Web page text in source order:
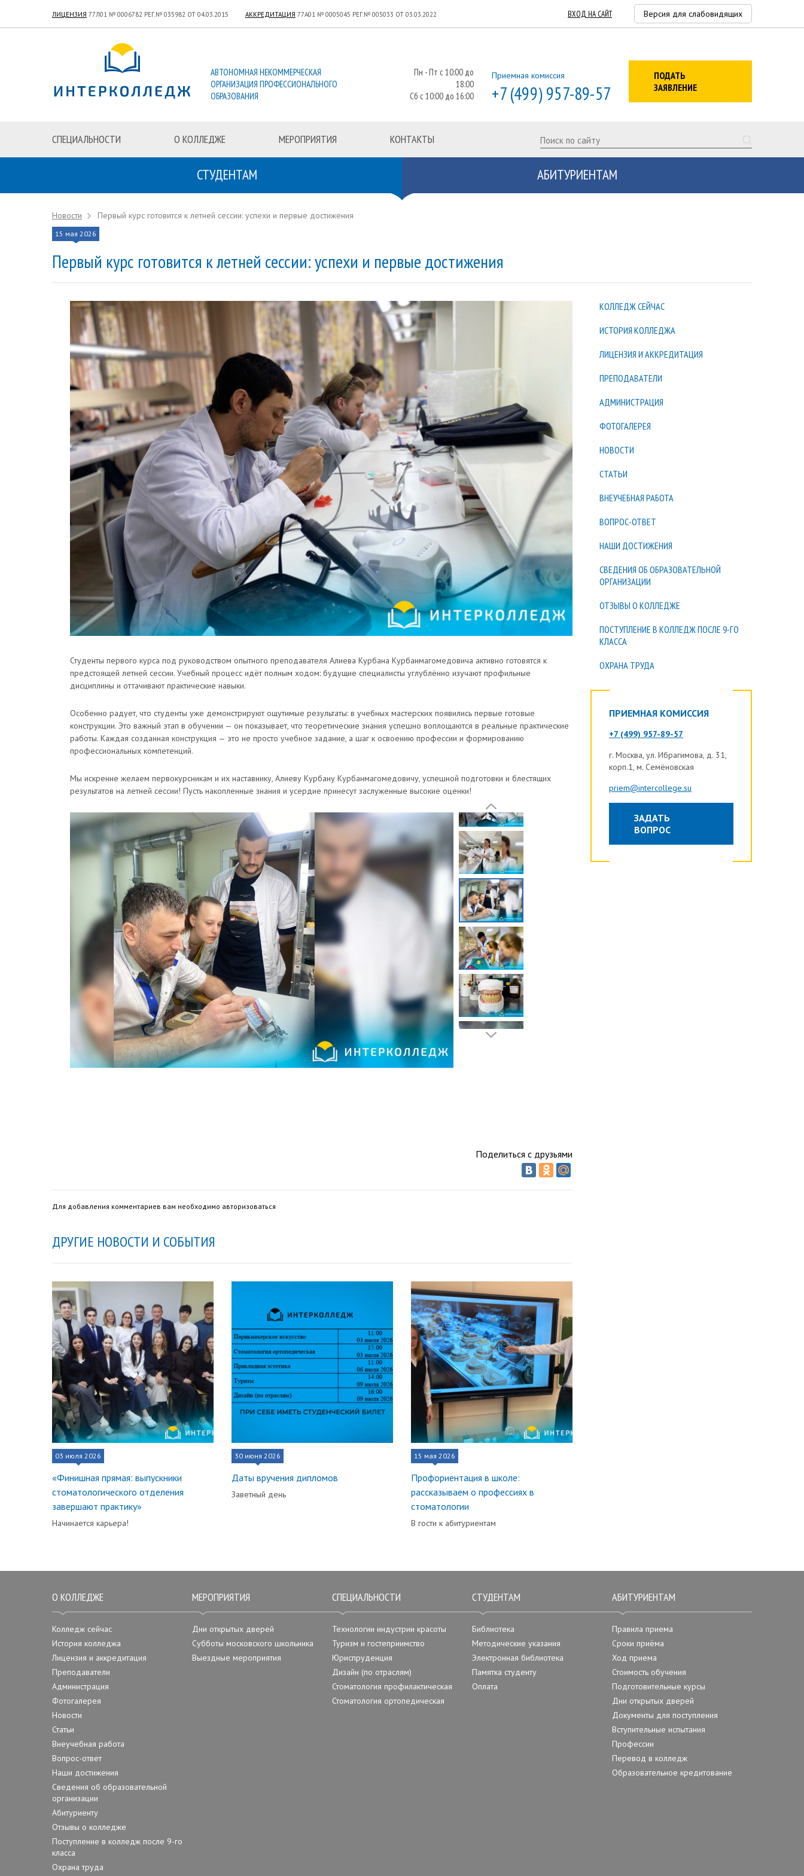
ЛИЦЕНЗИЯ 77Л01 № 0006782 РЕГ.№ 035982 ОТ 04.03.2015 АККРЕДИТАЦИЯ 77А01 № 0005045 РЕГ.№ 005033 ОТ 03.03.2022 Версия для слабовидящих
ВХОД НА САЙТ
АВТОНОМНАЯ НЕКОММЕРЧЕСКАЯ
ОРГАНИЗАЦИЯ ПРОФЕССИОНАЛЬНОГО
ОБРАЗОВАНИЯ
ПОДАТЬ
ЗАЯВЛЕНИЕ
Приемная комиссия
+7 (499) 957-89-57
Пн - Пт с 10:00 до
18:00
Сб с 10:00 до 16:00
СПЕЦИАЛЬНОСТИ О КОЛЛЕДЖЕ МЕРОПРИЯТИЯ КОНТАКТЫ
СТУДЕНТАМ АБИТУРИЕНТАМ
Новости Первый курс готовится к летней сессии: успехи и первые достижения
15 мая 2026
Первый курс готовится к летней сессии: успехи и первые достижения
Студенты первого курса под руководством опытного преподавателя Алиева Курбана Курбанмагомедовича активно готовятся к
предстоящей летней сессии. Учебный процесс идёт полным ходом: будущие специалисты углублённо изучают профильные
дисциплины и оттачивают практические навыки.
Особенно радует, что студенты уже демонстрируют ощутимые результаты: в учебных мастерских появились первые готовые
конструкции. Это важный этап в обучении — он показывает, что теоретические знания успешно воплощаются в реальные практические
работы. Каждая созданная конструкция — это не просто учебное задание, а шаг к освоению профессии и формированию
профессиональных компетенций.
Мы искренне желаем первокурсникам и их наставнику, Алиеву Курбану Курбанмагомедовичу, успешной подготовки и блестящих
результатов на летней сессии! Пусть накопленные знания и усердие принесут заслуженные высокие оценки!
Поделиться с друзьями
Для добавления комментариев вам необходимо авторизоваться
ДРУГИЕ НОВОСТИ И СОБЫТИЯ
03 июля 2026
«Финишная прямая: выпускники
стоматологического отделения
завершают практику»
Начинается карьера!
30 июня 2026
Даты вручения дипломов
Заветный день
15 мая 2026
Профориентация в школе:
рассказываем о профессиях в
стоматологии
В гости к абитуриентам
КОЛЛЕДЖ СЕЙЧАС
ИСТОРИЯ КОЛЛЕДЖА
ЛИЦЕНЗИЯ И АККРЕДИТАЦИЯ
ПРЕПОДАВАТЕЛИ
АДМИНИСТРАЦИЯ
ФОТОГАЛЕРЕЯ
НОВОСТИ
СТАТЬИ
ВНЕУЧЕБНАЯ РАБОТА
ВОПРОС-ОТВЕТ
НАШИ ДОСТИЖЕНИЯ
СВЕДЕНИЯ ОБ ОБРАЗОВАТЕЛЬНОЙ
ОРГАНИЗАЦИИ
ОТЗЫВЫ О КОЛЛЕДЖЕ
ПОСТУПЛЕНИЕ В КОЛЛЕДЖ ПОСЛЕ 9-ГО
КЛАССА
ОХРАНА ТРУДА
ПРИЕМНАЯ КОМИССИЯ
+7 (499) 957-89-57
г. Москва, ул. Ибрагимова, д. 31,
корп.1, м. Семёновская
priem@intercollege.su
ЗАДАТЬ
ВОПРОС
О КОЛЛЕДЖЕ
Колледж сейчас
История колледжа
Лицензия и аккредитация
Преподаватели
Администрация
Фотогалерея
Новости
Статьи
Внеучебная работа
Вопрос-ответ
Наши достижения
Сведения об образовательной
организации
Абитуриенту
Отзывы о колледже
Поступление в колледж после 9-го
класса
Охрана труда
МЕРОПРИЯТИЯ
Дни открытых дверей
Субботы московского школьника
Выездные мероприятия
СПЕЦИАЛЬНОСТИ
Технологии индустрии красоты
Туризм и гостеприимство
Юриспруденция
Дизайн (по отраслям)
Стоматология профилактическая
Стоматология ортопедическая
СТУДЕНТАМ
Библиотека
Методические указания
Электронная библиотека
Памятка студенту
Оплата
АБИТУРИЕНТАМ
Правила приема
Сроки приёма
Ход приема
Стоимость обучения
Подготовительные курсы
Дни открытых дверей
Документы для поступления
Вступительные испытания
Профессии
Перевод в колледж
Образовательное кредитование